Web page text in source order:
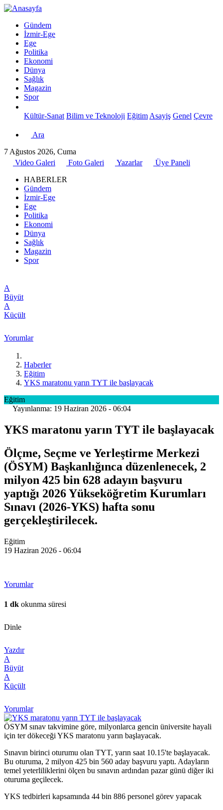
Gündem
İzmir-Ege
Ege
Politika
Ekonomi
Dünya
Sağlık
Magazin
Spor
Kültür-Sanat Bilim ve Teknoloji Eğitim Asayiş Genel Çevre
Ara
7 Ağustos 2026, Cuma
Video Galeri
Foto Galeri Yazarlar
Üye Paneli
HABERLER
Gündem
İzmir-Ege
Ege
Politika
Ekonomi
Dünya
Sağlık
Magazin
Spor
A
Büyüt
A
Küçült
Yorumlar
Haberler
Eğitim
YKS maratonu yarın TYT ile başlayacak
Eğitim
Yayınlanma: 19 Haziran 2026 - 06:04
YKS maratonu yarın TYT ile başlayacak
Ölçme, Seçme ve Yerleştirme Merkezi
(ÖSYM) Başkanlığınca düzenlenecek, 2
milyon 425 bin 628 adayın başvuru
yaptığı 2026 Yükseköğretim Kurumları
Sınavı (2026-YKS) hafta sonu
gerçekleştirilecek.
Eğitim
19 Haziran 2026 - 06:04
Yorumlar
1 dk okunma süresi
Dinle
Yazdır
A
Büyüt
A
Küçült
Yorumlar
ÖSYM sınav takvimine göre, milyonlarca gencin üniversite hayali
için ter dökeceği YKS maratonu yarın başlayacak.
Sınavın birinci oturumu olan TYT, yarın saat 10.15'te başlayacak.
Bu oturuma, 2 milyon 425 bin 560 aday başvuru yaptı. Adayların
temel yeterliliklerini ölçen bu sınavın ardından pazar günü diğer iki
oturuma geçilecek.
YKS tedbirleri kapsamında 44 bin 886 personel görev yapacak